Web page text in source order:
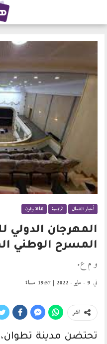
أخبار الشمال الرئيسية ثقافة وفنون
المهرجان الدولي
المسرح الوطني
و م ع.
في 9 - مايو - 2022 | 19:57 مساءً
انشر